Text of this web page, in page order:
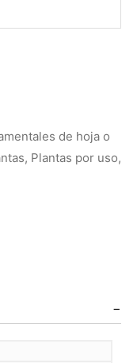
de hoja o
, Plantas por uso,